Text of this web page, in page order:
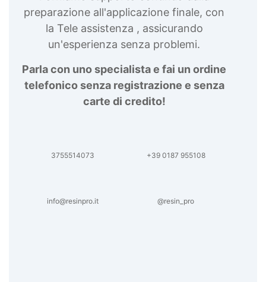
preparazione all'applicazione finale, con
la Tele assistenza , assicurando
un'esperienza senza problemi.
Parla con uno specialista e fai un ordine
telefonico senza registrazione e senza
carte di credito!
3755514073 +39 0187 955108
info@resinpro.it @resin_pro